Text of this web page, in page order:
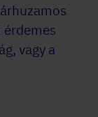
vagy a